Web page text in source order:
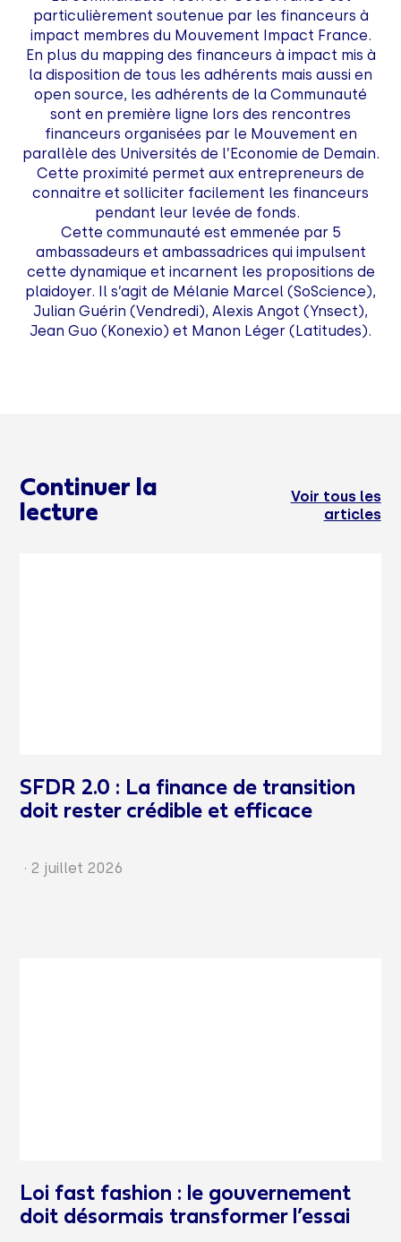
particulièrement soutenue par les financeurs à
impact membres du Mouvement Impact France.
En plus du mapping des financeurs à impact mis à
la disposition de tous les adhérents mais aussi en
open source, les adhérents de la Communauté
sont en première ligne lors des rencontres
financeurs organisées par le Mouvement en
parallèle des Universités de l’Economie de Demain.
Cette proximité permet aux entrepreneurs de
connaitre et solliciter facilement les financeurs
pendant leur levée de fonds.
Cette communauté est emmenée par 5
ambassadeurs et ambassadrices qui impulsent
cette dynamique et incarnent les propositions de
plaidoyer. Il s’agit de Mélanie Marcel (SoScience),
Julian Guérin (Vendredi), Alexis Angot (Ynsect),
Jean Guo (Konexio) et Manon Léger (Latitudes).
Continuer la
lecture
Voir tous les
articles
SFDR 2.0 : La finance de transition
doit rester crédible et efficace
· 2 juillet 2026
Loi fast fashion : le gouvernement
doit désormais transformer l’essai